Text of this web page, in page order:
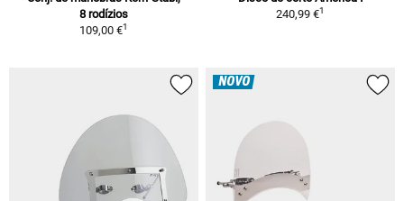
8 rodízios
109,00 €1
240,99 €1
NOVO